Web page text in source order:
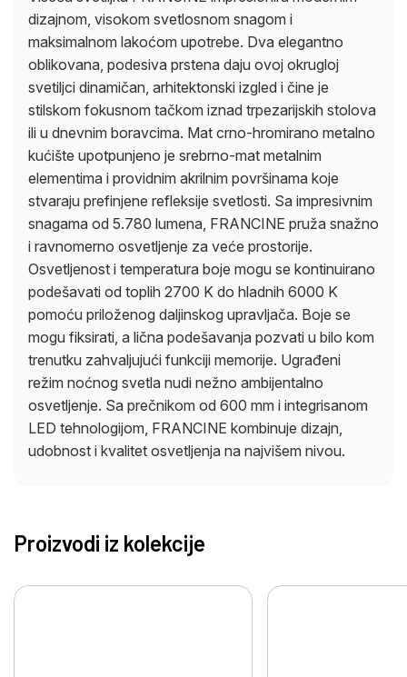
noćnog svetla nudi nežno ambijentalno osvetljenje.
Sa prečnikom od 600 mm i integrisanom LED
tehnologijom, FRANCINE kombinuje dizajn,
udobnost i kvalitet osvetljenja na najvišem nivou.
dizajnom, visokom svetlosnom snagom i
maksimalnom lakoćom upotrebe. Dva elegantno
oblikovana, podesiva prstena daju ovoj okrugloj
svetiljci dinamičan, arhitektonski izgled i čine je
stilskom fokusnom tačkom iznad trpezarijskih stolova
ili u dnevnim boravcima. Mat crno-hromirano metalno
kućište upotpunjeno je srebrno-mat metalnim
elementima i providnim akrilnim površinama koje
stvaraju prefinjene refleksije svetlosti. Sa impresivnim
snagama od 5.780 lumena, FRANCINE pruža snažno
i ravnomerno osvetljenje za veće prostorije.
Osvetljenost i temperatura boje mogu se kontinuirano
podešavati od toplih 2700 K do hladnih 6000 K
pomoću priloženog daljinskog upravljača. Boje se
mogu fiksirati, a lična podešavanja pozvati u bilo kom
trenutku zahvaljujući funkciji memorije. Ugrađeni
režim noćnog svetla nudi nežno ambijentalno
osvetljenje. Sa prečnikom od 600 mm i integrisanom
LED tehnologijom, FRANCINE kombinuje dizajn,
udobnost i kvalitet osvetljenja na najvišem nivou.
Proizvodi iz kolekcije